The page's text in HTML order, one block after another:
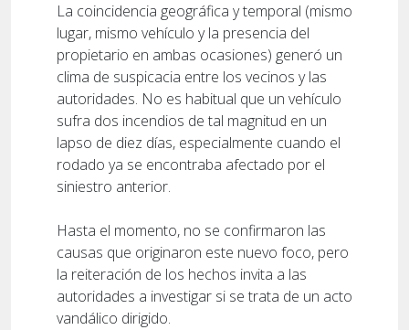
La coincidencia geográfica y temporal (mismo
lugar, mismo vehículo y la presencia del
propietario en ambas ocasiones) generó un
clima de suspicacia entre los vecinos y las
autoridades. No es habitual que un vehículo
sufra dos incendios de tal magnitud en un
lapso de diez días, especialmente cuando el
rodado ya se encontraba afectado por el
siniestro anterior.
Hasta el momento, no se confirmaron las
causas que originaron este nuevo foco, pero
la reiteración de los hechos invita a las
autoridades a investigar si se trata de un acto
vandálico dirigido.